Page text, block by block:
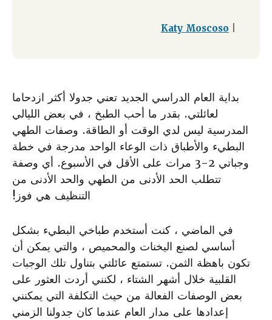
Katy Moscoso
بداية العام الدراسي الجديد تعني جدولا أكثر ازدحاما
لعائلتي. بقدر ما أحب الطبخ ، في بعض الليالي
المدرسية ليس لدي الوقت أو الطاقة. وصفات الطهي
البطيء والأطباق ذات الوعاء الواحد مدرجة في خطة
وجباتي 2-3 مرات على الأقل في الأسبوع. أي وصفة
تتطلب الحد الأدنى من الطهي والحد الأدنى من
التنظيف هي فوز!
في الماضي ، كنت أستخدم طباخي البطيء بشكل
أساسي لصنع اليخنات والمحميص ، والتي يمكن أن
تكون باهظة الثمن. تستمتع عائلتي بتناول تلك الوجبات
القلبية خلال أشهر الشتاء ، لكنني أردت العثور على
بعض الوصفات الفعالة من حيث التكلفة التي يمكنني
إعدادها على مدار العام عندما كان جدولنا الزمني